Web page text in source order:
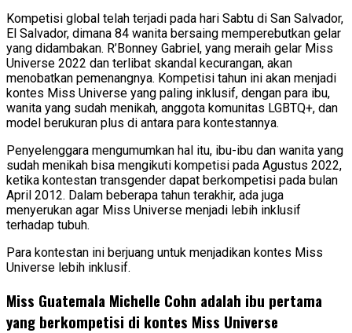
Kompetisi global telah terjadi pada hari Sabtu di San Salvador,
El Salvador, dimana 84 wanita bersaing memperebutkan gelar
yang didambakan. R’Bonney Gabriel, yang meraih gelar Miss
Universe 2022 dan terlibat skandal kecurangan, akan
menobatkan pemenangnya. Kompetisi tahun ini akan menjadi
kontes Miss Universe yang paling inklusif, dengan para ibu,
wanita yang sudah menikah, anggota komunitas LGBTQ+, dan
model berukuran plus di antara para kontestannya.
Penyelenggara mengumumkan hal itu, ibu-ibu dan wanita yang
sudah menikah bisa mengikuti kompetisi pada Agustus 2022,
ketika kontestan transgender dapat berkompetisi pada bulan
April 2012. Dalam beberapa tahun terakhir, ada juga
menyerukan agar Miss Universe menjadi lebih inklusif
terhadap tubuh.
Para kontestan ini berjuang untuk menjadikan kontes Miss
Universe lebih inklusif.
Miss Guatemala Michelle Cohn adalah ibu pertama
yang berkompetisi di kontes Miss Universe